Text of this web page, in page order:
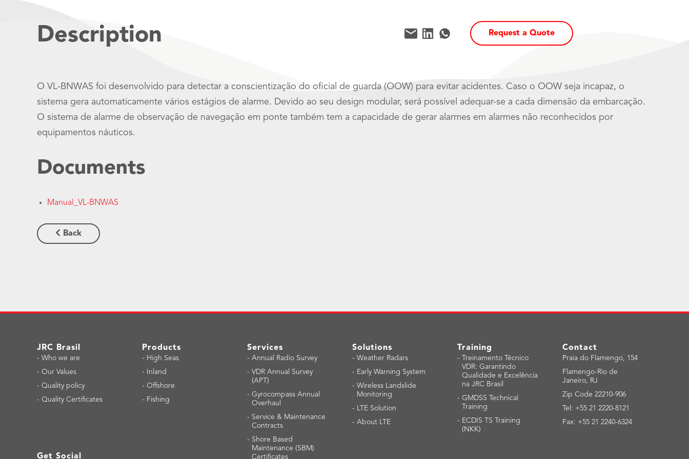
Description Request a Quote
O VL-BNWAS foi desenvolvido para detectar a conscientização do oficial de guarda (OOW) para evitar acidentes. Caso o OOW seja incapaz, o
sistema gera automaticamente vários estágios de alarme. Devido ao seu design modular, será possível adequar-se a cada dimensão da embarcação.
O sistema de alarme de observação de navegação em ponte também tem a capacidade de gerar alarmes em alarmes não reconhecidos por
equipamentos náuticos.
Documents
Manual_VL-BNWAS
Back
JRC Brasil
- Who we are
- Our Values
- Quality policy
- Quality Certificates
Get Social
Products
- High Seas
-
Inland
- Offshore
- Fishing
Services
- Annual Radio Survey
- VDR Annual Survey
(APT)
- Gyrocompass Annual
Overhaul
- Service & Maintenance
Contracts
- Shore Based
Maintenance (SBM)
Certificates
Solutions
- Weather Radars
- Early Warning System
- Wireless Landslide
Monitoring
-
LTE Solution
- About LTE
Training
- Treinamento Técnico
VDR: Garantindo
Qualidade e Excelência
na JRC Brasil
- GMDSS Technical
Training
- ECDIS TS Training
(NKK)
Contact
Praia do Flamengo, 154
Flamengo-Rio de
Janeiro, RJ
Zip Code 22210-906
Tel: +55 21 2220-8121
Fax: +55 21 2240-6324